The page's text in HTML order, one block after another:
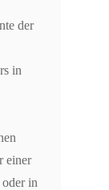
der
in
einer
in